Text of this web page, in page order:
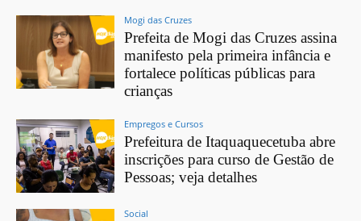
Mogi das Cruzes
Prefeita de Mogi das Cruzes assina
manifesto pela primeira infância e
fortalece políticas públicas para
crianças
Empregos e Cursos
Prefeitura de Itaquaquecetuba abre
inscrições para curso de Gestão de
Pessoas; veja detalhes
Social